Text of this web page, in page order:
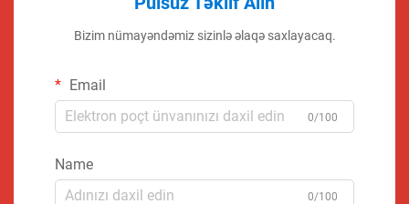
Bizim nümayəndəmiz sizinlə əlaqə saxlayacaq.
Email
0/100
Name
0/100